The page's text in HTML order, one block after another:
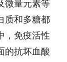
微量元素等
质和多糖都
，免疫活性
的抗坏血酸